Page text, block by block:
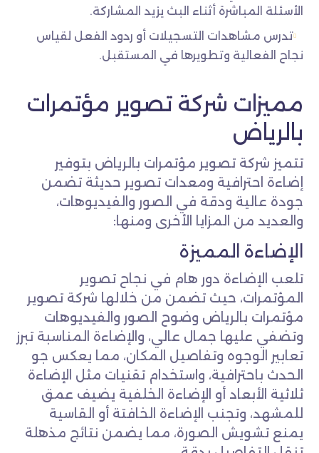
الأسئلة المباشرة أثناء البث يزيد المشاركة.
تدرس مشاهدات التسجيلات أو ردود الفعل لقياس
نجاح الفعالية وتطويرها في المستقبل.
مميزات شركة تصوير مؤتمرات
بالرياض
تتميز شركة تصوير مؤتمرات بالرياض بتوفير
إضاءة احترافية ومعدات تصوير حديثة تضمن
جودة عالية ودقة في الصور والفيديوهات،
والعديد من المزايا الأخرى ومنها:
الإضاءة المميزة
تلعب الإضاءة دور هام في نجاح تصوير
المؤتمرات، حيث تضمن من خلالها شركة تصوير
مؤتمرات بالرياض وضوح الصور والفيديوهات
وتضفي عليها جمال عالي، والإضاءة المناسبة تبرز
تعابير الوجوه وتفاصيل المكان، مما يعكس جو
الحدث باحترافية، واستخدام تقنيات مثل الإضاءة
ثلاثية الأبعاد أو الإضاءة الخلفية يضيف عمق
للمشهد، وتجنب الإضاءة الخافتة أو القاسية
يمنع تشويش الصورة، مما يضمن نتائج مذهلة